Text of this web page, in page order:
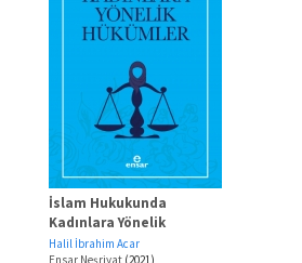
İslam Hukukunda
Kadınlara Yönelik
Hükümler
Halil İbrahim Acar
Ensar Neşriyat (2021)